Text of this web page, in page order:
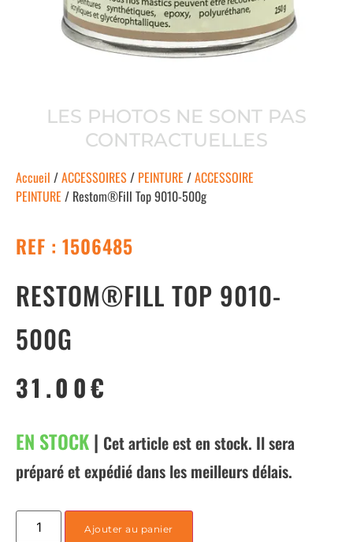
LES PHOTOS NE SONT PAS
CONTRACTUELLES
Accueil /ACCESSOIRES/ PEINTURE /ACCESSOIRE
PEINTURE / Restom®Fill Top 9010-500g
REF : 1506485
RESTOM®FILL TOP 9010-
500G
31.00€
EN STOCK| Cet article est en stock. Il sera
préparé et expédié dans les meilleurs délais.
Ajouter au panier